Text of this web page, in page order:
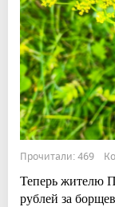
Прочитали: 469
Теперь жителю
рублей за